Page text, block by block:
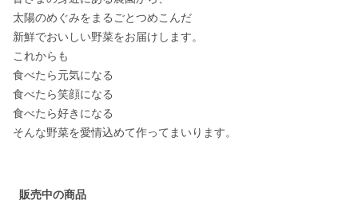
太陽のめぐみをまるごとつめこんだ
新鮮でおいしい野菜をお届けします。
これからも
食べたら元気になる
食べたら笑顔になる
食べたら好きになる
そんな野菜を愛情込めて作ってまいります。
販売中の商品